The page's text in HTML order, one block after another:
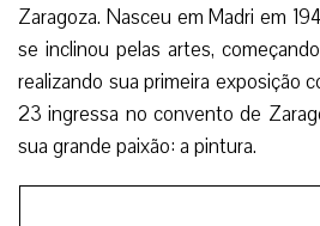
Zaragoza. Nasceu em Madri em
se inclinou pelas artes,
realizando sua primeira exposição
23 ingressa no convento de
sua grande paixão: a pintura.